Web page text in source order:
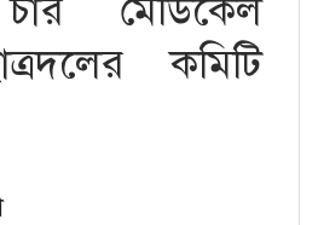
মেডিকেল
কমিটি